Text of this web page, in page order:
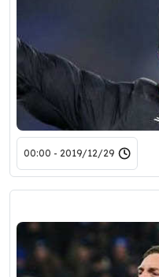
2019/12/29 - 00:00